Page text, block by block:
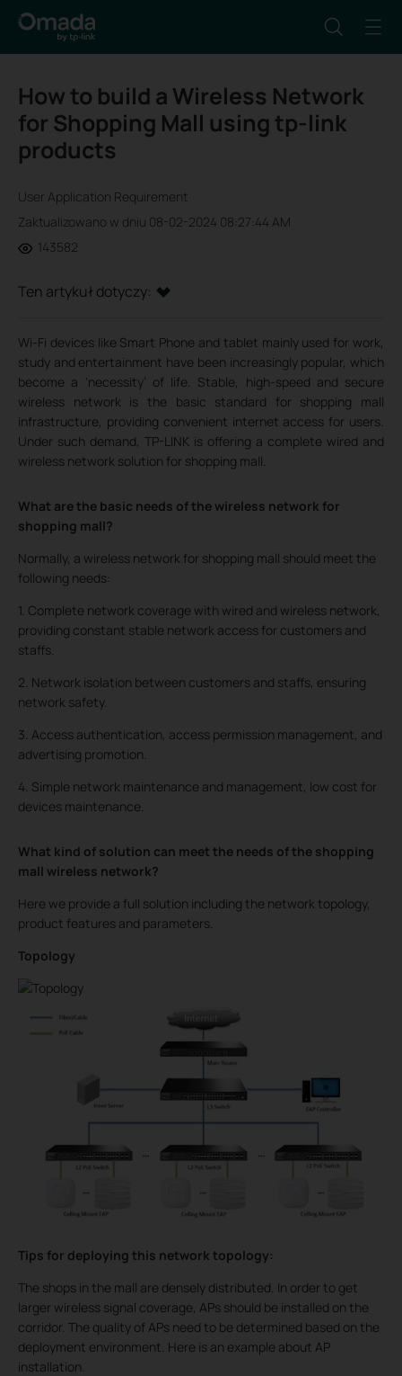
How to build a Wireless Network
for Shopping Mall using tp-link
products
User Application Requirement
Zaktualizowano w dniu 08-02-2024 08:27:44 AM
143582
Ten artykuł dotyczy:
Wi-Fi devices like Smart Phone and tablet mainly used for work,
study and entertainment have been increasingly popular, which
become a ‘necessity’ of life. Stable, high-speed and secure
wireless network is the basic standard for shopping mall
infrastructure, providing convenient internet access for users.
Under such demand, TP-LINK is offering a complete wired and
wireless network solution for shopping mall.
What are the basic needs of the wireless network for
shopping mall?
Normally, a wireless network for shopping mall should meet the
following needs:
1. Complete network coverage with wired and wireless network,
providing constant stable network access for customers and
staffs.
2. Network isolation between customers and staffs, ensuring
network safety.
3. Access authentication, access permission management, and
advertising promotion.
4. Simple network maintenance and management, low cost for
devices maintenance.
What kind of solution can meet the needs of the shopping
mall wireless network?
Here we provide a full solution including the network topology,
product features and parameters.
Topology
Tips for deploying this network topology:
The shops in the mall are densely distributed. In order to get
larger wireless signal coverage, APs should be installed on the
corridor. The quality of APs need to be determined based on the
deployment environment. Here is an example about AP
installation.